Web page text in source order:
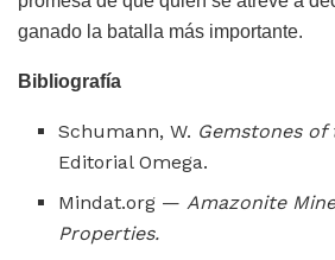
ganado la batalla más importante.
Bibliografía
Schumann, W. Gemstones of
Editorial Omega.
Mindat.org — Amazonite
Properties.